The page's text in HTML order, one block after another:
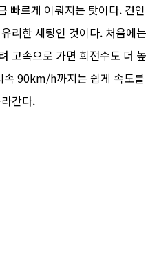
빠르게 이뤄지는 탓이다. 견인
리한 세팅인 것이다. 처음에는
고속으로 가면 회전수도 더 높
속 90km/h까지는 쉽게 속도를
간다.